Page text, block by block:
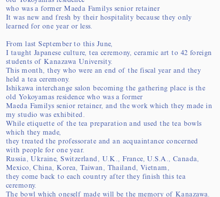
who was a former Maeda Familys senior retainer
It was new and fresh by their hospitality because they only
learned for one year or less.
From last September to this June,
I taught Japanese culture, tea ceremony, ceramic art to 42 foreign
students of Kanazawa University.
This month, they who were an end of the fiscal year and they
held a tea ceremony.
Ishikawa interchange salon becoming the gathering place is the
old Yokoyamas residence who was a former
Maeda Familys senior retainer, and the work which they made in
my studio was exhibited.
While etiquette of the tea preparation and used the tea bowls
which they made,
they treated the professorate and an acquaintance concerned
with people for one year.
Russia, Ukraine, Switzerland, U.K., France, U.S.A., Canada,
Mexico, China, Korea, Taiwan, Thailand, Vietnam,
they come back to each country after they finish this tea
ceremony.
The bowl which oneself made will be the memory of Kanazawa.